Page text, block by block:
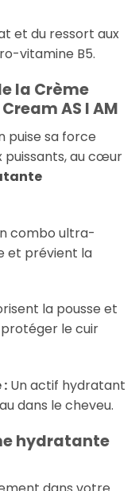
et du ressort aux
vitamine B5.
la Crème
AS I AM
puise sa force
puissants, au cœur
combo ultra-
et prévient la
la pousse et
le cuir
Un actif hydratant
dans le cheveu.
hydratante